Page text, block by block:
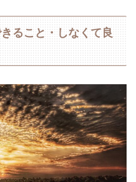
ること・しなくて良